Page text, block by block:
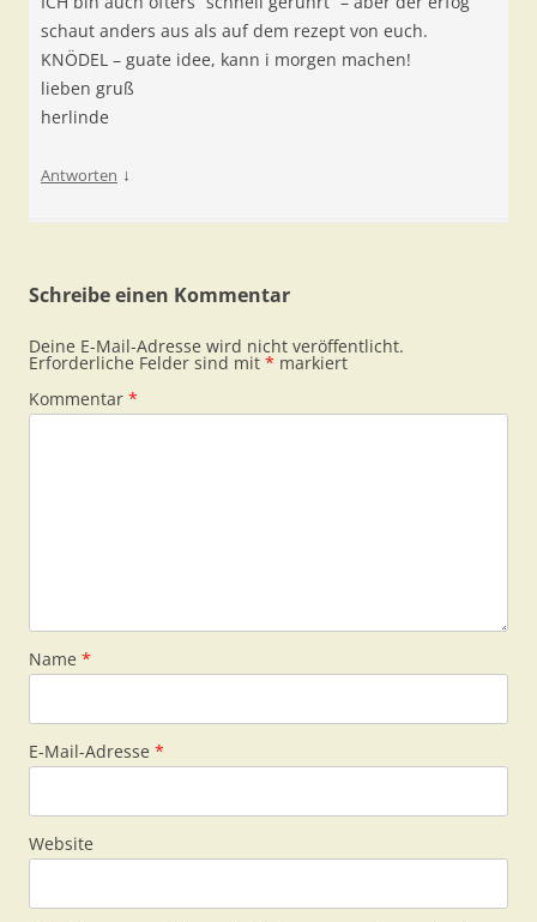
schaut anders aus als auf dem rezept von euch.
KNÖDEL – guate idee, kann i morgen machen!
lieben gruß
herlinde
Antworten ↓
Schreibe einen Kommentar
Deine E-Mail-Adresse wird nicht veröffentlicht.
Erforderliche Felder sind mit * markiert
Kommentar *
Name *
E-Mail-Adresse *
Website